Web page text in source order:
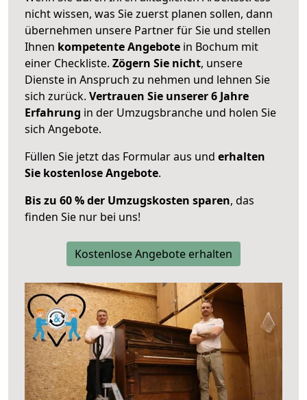
nicht wissen, was Sie zuerst planen sollen, dann
übernehmen unsere Partner für Sie und stellen
Ihnen kompetente Angebote in Bochum mit
einer Checkliste. Zögern Sie nicht, unsere
Dienste in Anspruch zu nehmen und lehnen Sie
sich zurück. Vertrauen Sie unserer 6 Jahre
Erfahrung in der Umzugsbranche und holen Sie
sich Angebote.
Füllen Sie jetzt das Formular aus und erhalten
Sie kostenlose Angebote.
Bis zu 60 % der Umzugskosten sparen, das
finden Sie nur bei uns!
Kostenlose Angebote erhalten